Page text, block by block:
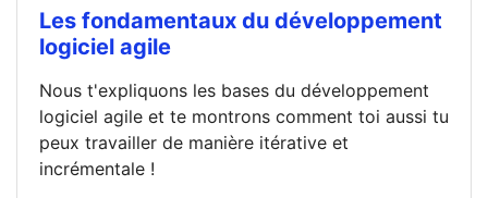
Les fondamentaux du développement
logiciel agile
Nous t'expliquons les bases du développement
logiciel agile et te montrons comment toi aussi tu
peux travailler de manière itérative et
incrémentale !